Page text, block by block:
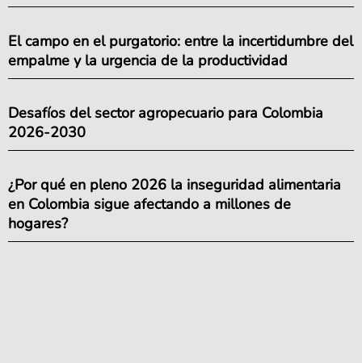
El campo en el purgatorio: entre la incertidumbre del
empalme y la urgencia de la productividad
Desafíos del sector agropecuario para Colombia
2026-2030
¿Por qué en pleno 2026 la inseguridad alimentaria
en Colombia sigue afectando a millones de
hogares?